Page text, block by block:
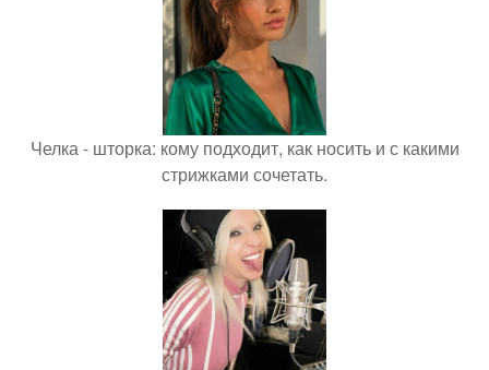
Челка - шторка: кому подходит, как носить и с какими
стрижками сочетать.